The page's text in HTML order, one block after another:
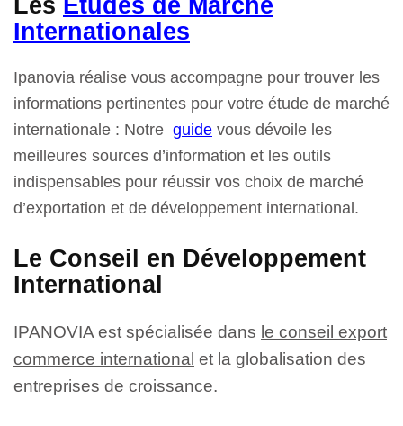
Internationales
Ipanovia réalise vous accompagne pour trouver les
informations pertinentes pour votre étude de marché
internationale : Notre guide vous dévoile les
meilleures sources d’information et les outils
indispensables pour réussir vos choix de marché
d’exportation et de développement international.
Le Conseil en Développement
International
IPANOVIA est spécialisée dans le conseil export
commerce international et la globalisation des
entreprises de croissance.